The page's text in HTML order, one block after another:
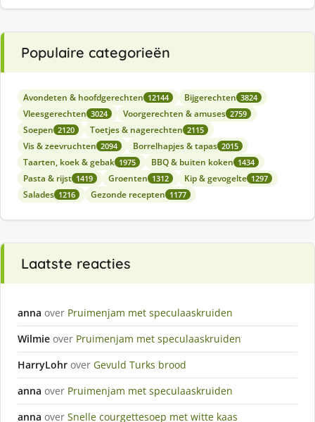
Populaire categorieën
Avondeten & hoofdgerechten 12144 Bijgerechten 3824
Vleesgerechten 3024 Voorgerechten & amuses 2759
Soepen 2120 Toetjes & nagerechten 2115
Vis & zeevruchten 2094 Borrelhapjes & tapas 2015
Taarten, koek & gebak 1975 BBQ & buiten koken 1434
Pasta & rijst 1419 Groenten 1312 Kip & gevogelte 1297
Salades 1216 Gezonde recepten 1177
Laatste reacties
anna over Pruimenjam met speculaaskruiden
Wilmie over Pruimenjam met speculaaskruiden
HarryLohr over Gevuld Turks brood
anna over Pruimenjam met speculaaskruiden
anna over Snelle courgettesoep met witte kaas